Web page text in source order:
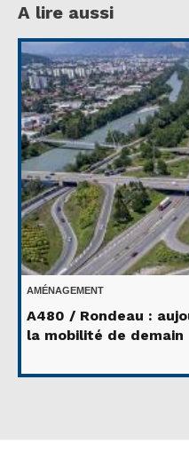
A lire aussi
AMÉNAGEMENT
A480 / Rondeau :
la mobilité de demain